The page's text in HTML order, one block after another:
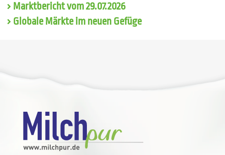
Marktbericht vom 29.07.2026
Globale Märkte im neuen Gefüge